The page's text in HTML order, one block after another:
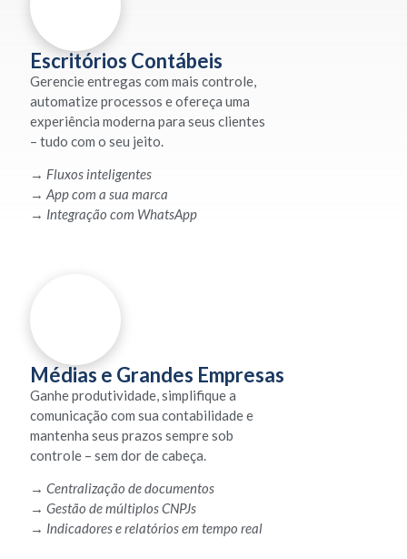
Escritórios Contábeis
Gerencie entregas com mais controle,
automatize processos e ofereça uma
experiência moderna para seus clientes
– tudo com o seu jeito.
→ Fluxos inteligentes
→ App com a sua marca
→ Integração com WhatsApp
Médias e Grandes Empresas
Ganhe produtividade, simplifique a
comunicação com sua contabilidade e
mantenha seus prazos sempre sob
controle – sem dor de cabeça.
→ Centralização de documentos
→ Gestão de múltiplos CNPJs
→ Indicadores e relatórios em tempo real